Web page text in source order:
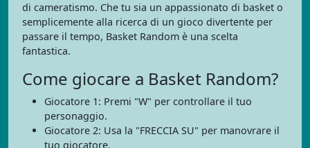
di cameratismo. Che tu sia un appassionato di basket o
semplicemente alla ricerca di un gioco divertente per
passare il tempo, Basket Random è una scelta
fantastica.
Come giocare a Basket Random?
Giocatore 1: Premi "W" per controllare il tuo
personaggio.
Giocatore 2: Usa la "FRECCIA SU" per manovrare il
tuo giocatore.